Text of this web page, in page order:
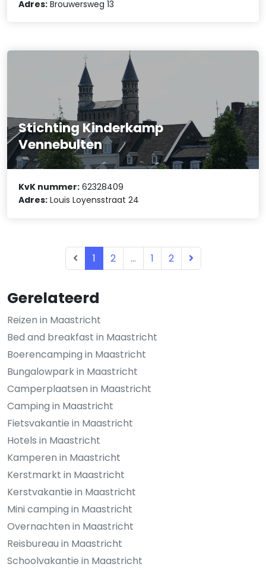
Gerelateerd
Reizen in Maastricht
Bed and breakfast in Maastricht
Boerencamping in Maastricht
Bungalowpark in Maastricht
Camperplaatsen in Maastricht
Camping in Maastricht
Fietsvakantie in Maastricht
Hotels in Maastricht
Kamperen in Maastricht
Kerstmarkt in Maastricht
Kerstvakantie in Maastricht
Mini camping in Maastricht
Overnachten in Maastricht
Reisbureau in Maastricht
Schoolvakantie in Maastricht
Adres: Brouwersweg 13
Stichting Kinderkamp
Vennebulten
KvK nummer: 62328409
Adres: Louis Loyensstraat 24
1 2 ... 1 2